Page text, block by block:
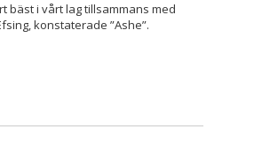
bäst i vårt lag tillsammans med
konstaterade ”Ashe”.